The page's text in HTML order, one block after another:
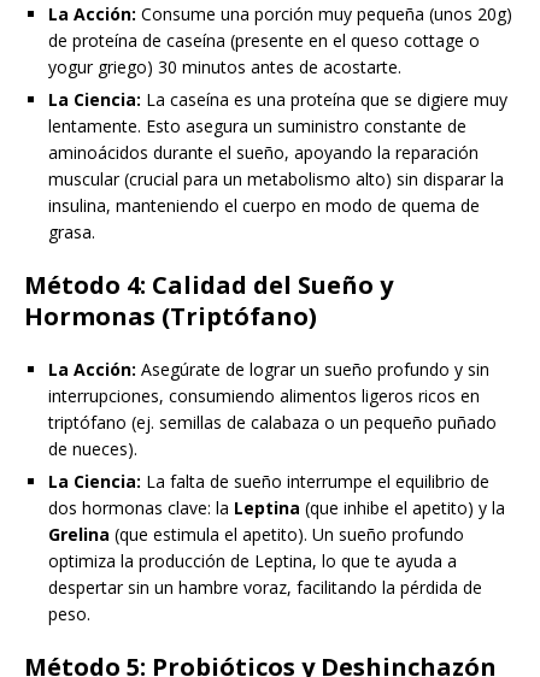
La Acción: Consume una porción muy pequeña (unos 20g)
de proteína de caseína (presente en el queso cottage o
yogur griego) 30 minutos antes de acostarte.
La Ciencia: La caseína es una proteína que se digiere muy
lentamente. Esto asegura un suministro constante de
aminoácidos durante el sueño, apoyando la reparación
muscular (crucial para un metabolismo alto) sin disparar la
insulina, manteniendo el cuerpo en modo de quema de
grasa.
Método 4: Calidad del Sueño y
Hormonas (Triptófano)
La Acción: Asegúrate de lograr un sueño profundo y sin
interrupciones, consumiendo alimentos ligeros ricos en
triptófano (ej. semillas de calabaza o un pequeño puñado
de nueces).
La Ciencia: La falta de sueño interrumpe el equilibrio de
dos hormonas clave: la Leptina (que inhibe el apetito) y la
Grelina (que estimula el apetito). Un sueño profundo
optimiza la producción de Leptina, lo que te ayuda a
despertar sin un hambre voraz, facilitando la pérdida de
peso.
Método 5: Probióticos y Deshinchazón